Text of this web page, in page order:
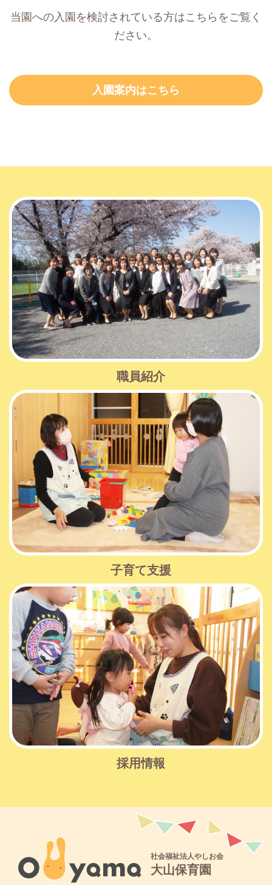
当園への入園を検討されている方はこちらをご覧く
ださい。
入園案内はこちら
職員紹介
子育て支援
採用情報
社会福祉法人やしお会
大山保育園